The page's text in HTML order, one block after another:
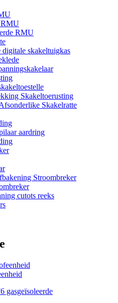
RMU
RMU
digitale skakeltuigkas
Skakeltoerusting
Skakelratte
aardring
Stroombreker
cutots reeks